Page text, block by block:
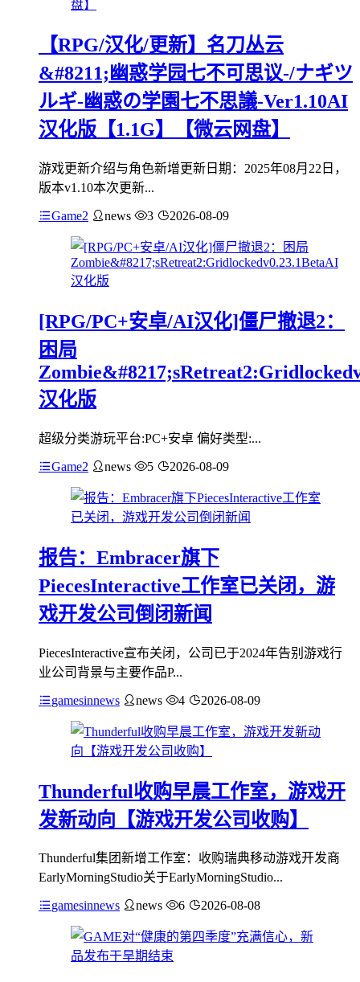
【RPG/汉化/更新】名刀丛云
&#8211;幽惑学园七不可思议-/ナギツ
ルギ-幽惑の学園七不思議-Ver1.10AI
汉化版【1.1G】【微云网盘】
游戏更新介绍与角色新增更新日期：2025年08月22日，
版本v1.10本次更新...
Game2 news 3 2026-08-09
[RPG/PC+安卓/AI汉化]僵尸撤退2：
困局
汉化版
超级分类游玩平台:PC+安卓 偏好类型:...
Game2 news 5 2026-08-09
报告：Embracer旗下
PiecesInteractive工作室已关闭，游
戏开发公司倒闭新闻
PiecesInteractive宣布关闭，公司已于2024年告别游戏行
业公司背景与主要作品P...
gamesinnews news 4 2026-08-09
Thunderful收购早晨工作室，游戏开
发新动向【游戏开发公司收购】
Thunderful集团新增工作室：收购瑞典移动游戏开发商
EarlyMorningStudio关于EarlyMorningStudio...
gamesinnews news 6 2026-08-08